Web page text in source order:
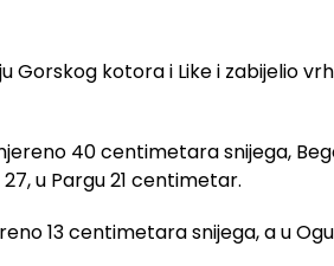
Gorskog kotora i Like i zabijelio
40 centimetara snijega,
u Pargu 21 centimetar.
13 centimetara snijega, a u